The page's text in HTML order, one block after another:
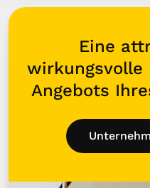
Eine
wirkungsvolle
Angebots